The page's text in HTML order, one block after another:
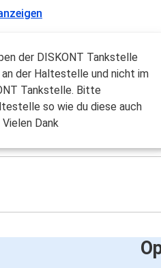
der DISKONT Tankstelle
der Haltestelle und nicht im
Tankstelle. Bitte
so wie du diese auch
Dank